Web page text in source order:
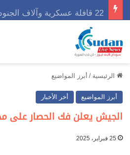
الرئيسية / أبرز المواضيع
أبرز المواضيع أخر الأخبار
الجيش يعلن فك الحصار على
25 فبراير، 2025